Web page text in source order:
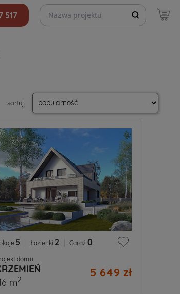
517
Szukaj projektów
sortuj:
5 Łazienki 2 Garaż 0
domu
5 649 zł
m2